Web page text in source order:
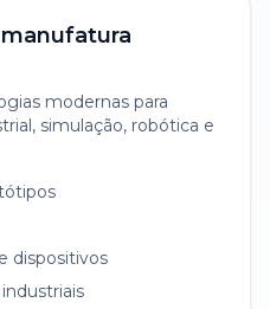
modernas para
simulação, robótica e
dispositivos